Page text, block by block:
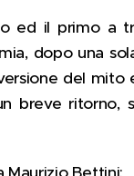
ed il primo a
dopo una
del mito
breve ritorno,